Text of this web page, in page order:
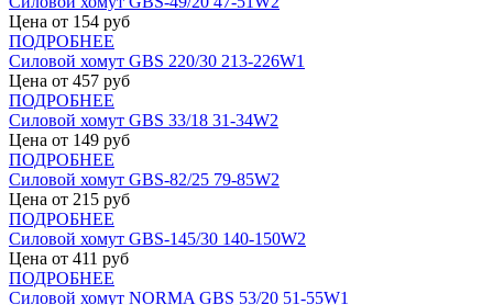
Цена от 154 руб
ПОДРОБНЕЕ
Силовой хомут GBS 220/30 213-226W1
Цена от 457 руб
ПОДРОБНЕЕ
Силовой хомут GBS 33/18 31-34W2
Цена от 149 руб
ПОДРОБНЕЕ
Силовой хомут GBS-82/25 79-85W2
Цена от 215 руб
ПОДРОБНЕЕ
Силовой хомут GBS-145/30 140-150W2
Цена от 411 руб
ПОДРОБНЕЕ
Силовой хомут NORMA GBS 53/20 51-55W1